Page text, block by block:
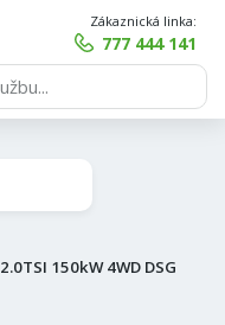
Zákaznická linka:
777 444 141
2.0TSI 150kW 4WD DSG